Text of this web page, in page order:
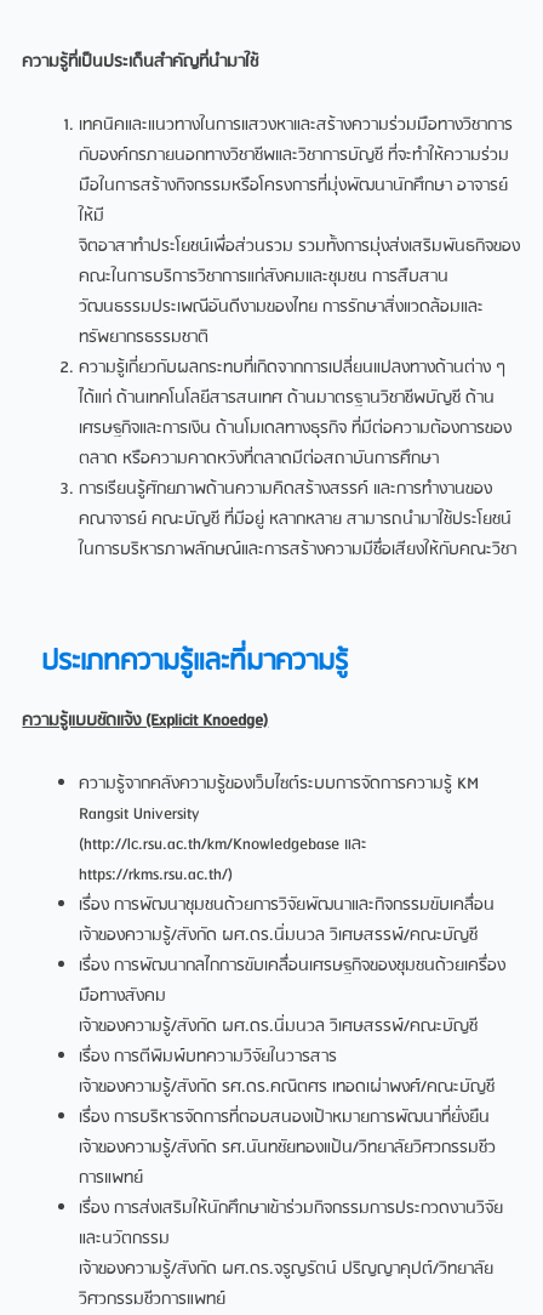
ความรู้ที่เป็นประเด็นสำคัญที่นำมาใช้
เทคนิคและแนวทางในการแสวงหาและสร้างความร่วมมือทางวิชาการ
กับองค์กรภายนอกทางวิชาชีพและวิชาการบัญชี ที่จะทําให้ความร่วม
มือในการสร้างกิจกรรมหรือโครงการที่มุ่งพัฒนานักศึกษา อาจารย์
ให้มี
จิตอาสาทําประโยชน์เพื่อส่วนรวม รวมทั้งการมุ่งส่งเสริมพันธกิจของ
คณะในการบริการวิชาการแก่สังคมและชุมชน การสืบสาน
วัฒนธรรมประเพณีอันดีงามของไทย การรักษาสิ่งแวดล้อมและ
ทรัพยากรธรรมชาติ
ความรู้เกี่ยวกับผลกระทบที่เกิดจากการเปลี่ยนแปลงทางด้านต่าง ๆ
ได้แก่ ด้านเทคโนโลยีสารสนเทศ ด้านมาตรฐานวิชาชีพบัญชี ดาน
เศรษฐกิจและการเงิน ด้านโมเดลทางธุรกิจ ที่มีต่อความต้องการของ
ตลาด หรือความคาดหวังที่ตลาดมีต่อสถาบันการศึกษา
การเรียนรู้ศักยภาพด้านความคิดสร้างสรรค์ และการทํางานของ
คณาจารย์ คณะบัญชี ที่มีอยู่ หลากหลาย สามารถนํามาใช้ประโยชน์
ในการบริหารภาพลักษณ์และการสร้างความมีชื่อเสียงให้กับคณะวิชา
ประเภทความรู้และที่มาความรู้
ความรู้แบบชัดแจ้ง (Explicit Knoedge)
ความรู้จากคลังความรู้ของเว็บไซต์ระบบการจัดการความรู้ KM
Rangsit University
(http://lc.rsu.ac.th/km/Knowledgebase และ
https://rkms.rsu.ac.th/)
เรื่อง การพัฒนาชุมชนด้วยการวิจัยพัฒนาและกิจกรรมขับเคลื่อน
เจ้าของความรู้/สังกัด ผศ.ดร.นิ่มนวล วิเศษสรรพ์/คณะบัญชี
เรื่อง การพัฒนากลไกการขับเคลื่อนเศรษฐกิจของชุมชนด้วยเครื่อง
มือทางสังคม
เจ้าของความรู้/สังกัด ผศ.ดร.นิ่มนวล วิเศษสรรพ์/คณะบัญชี
เรื่อง การตีพิมพ์บทความวิจัยในวารสาร
เจ้าของความรู้/สังกัด รศ.ดร.คณิตศร เทอดเผ่าพงศ์/คณะบัญชี
เรื่อง การบริหารจัดการที่ตอบสนองเป้าหมายการพัฒนาที่ยั่งยืน
เจ้าของความรู้/สังกัด รศ.นันทชัยทองแป้น/วิทยาลัยวิศวกรรมชีว
การแพทย์
เรื่อง การส่งเสริมให้นักศึกษาเข้าร่วมกิจกรรมการประกวดงานวิจัย
และนวัตกรรม
เจ้าของความรู้/สังกัด ผศ.ดร.จรูญรัตน์ ปริญญาคุปต์/วิทยาลัย
วิศวกรรมชีวการแพทย์